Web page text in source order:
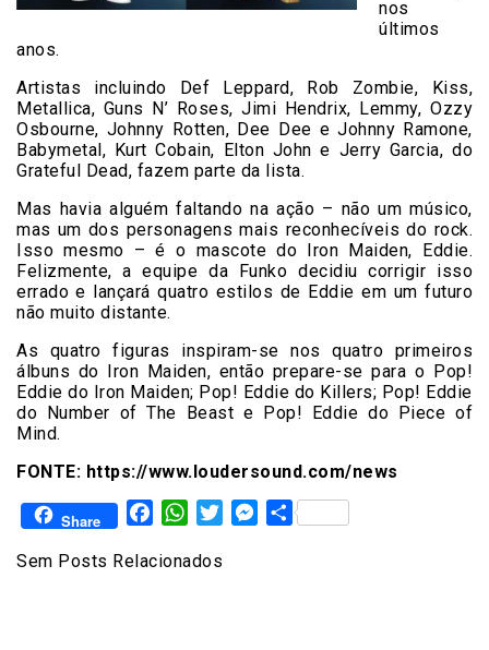
nos
últimos
anos.
Artistas incluindo Def Leppard, Rob Zombie, Kiss,
Metallica, Guns N’ Roses, Jimi Hendrix, Lemmy, Ozzy
Osbourne, Johnny Rotten, Dee Dee e Johnny Ramone,
Babymetal, Kurt Cobain, Elton John e Jerry Garcia, do
Grateful Dead, fazem parte da lista.
Mas havia alguém faltando na ação – não um músico,
mas um dos personagens mais reconhecíveis do rock.
Isso mesmo – é o mascote do Iron Maiden, Eddie.
Felizmente, a equipe da Funko decidiu corrigir isso
errado e lançará quatro estilos de Eddie em um futuro
não muito distante.
As quatro figuras inspiram-se nos quatro primeiros
álbuns do Iron Maiden, então prepare-se para o Pop!
Eddie do Iron Maiden; Pop! Eddie do Killers; Pop! Eddie
do Number of The Beast e Pop! Eddie do Piece of
Mind.
FONTE: https://www.loudersound.com/news
Share FacebookWhatsAppTwitterMessenger
Share
Sem Posts Relacionados